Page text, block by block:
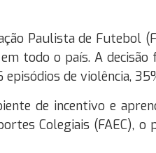
Paulista de Futebol
todo o país. A
de violência,
de incentivo e
Colegiais